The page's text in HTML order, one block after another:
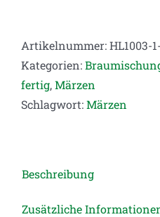
Artikelnummer:HL1003-
Kategorien:
fertig,Märzen
Schlagwort:Märzen
Beschreibung
Zusätzliche